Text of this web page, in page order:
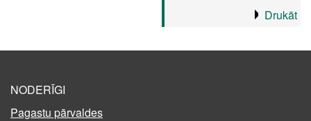
Drukāt
NODERĪGI
Pagastu pārvaldes